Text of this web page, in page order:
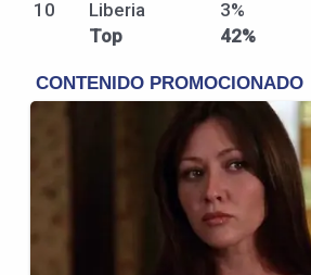
10
Liberia
3%
Top
42%